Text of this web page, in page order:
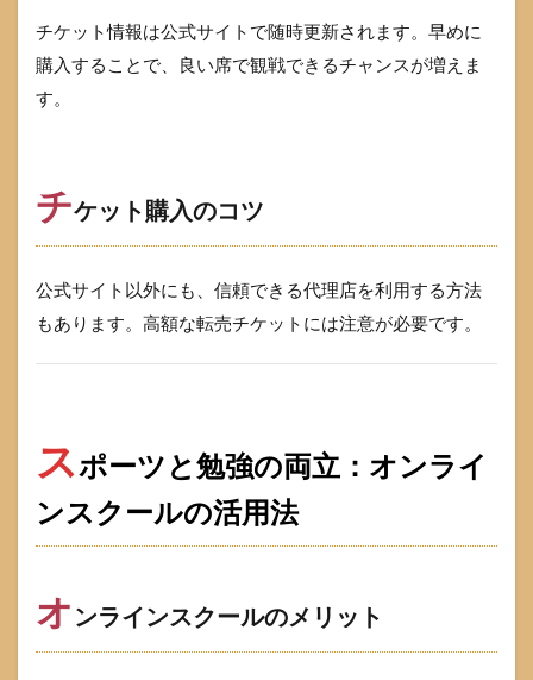
チケット情報は公式サイトで随時更新されます。早めに
購入することで、良い席で観戦できるチャンスが増えま
す。
チケット購入のコツ
公式サイト以外にも、信頼できる代理店を利用する方法
もあります。高額な転売チケットには注意が必要です。
スポーツと勉強の両立：オンライ
ンスクールの活用法
オ ンラインスクールのメリット